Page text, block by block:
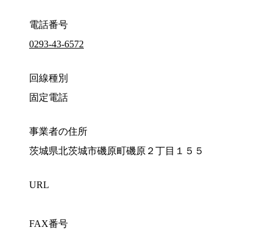
電話番号
0293-43-6572
回線種別
固定電話
事業者の住所
茨城県北茨城市磯原町磯原２丁目１５５
URL
FAX番号